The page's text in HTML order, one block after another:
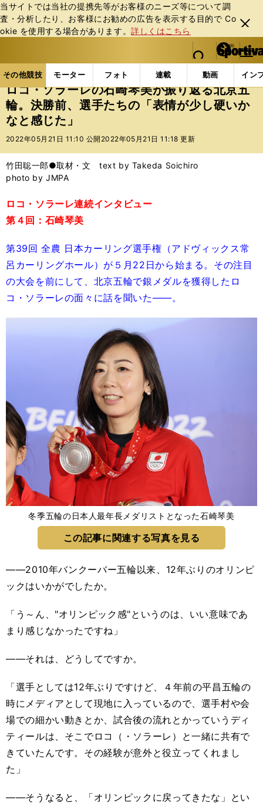
当サイトでは当社の提携先等がお客様のニーズ等について調
査・分析したり、お客様にお勧めの広告を表⽰する⽬的で Co
okie を使⽤する場合があります。詳しくはこちら
閉じ
る
web Sportiva (webスポルティーバ)
検索
マイペ
ー
ジ
メニュ
その他競技 モーター フォト 連載 動画 イン
ス
ポ
ル
テ
ー
バ
その他競技の記事一覧 その他競技 冬季競技 ロ
ロコ・ソラーレの石崎琴美が振り返る北京五
輪。決勝前、選手たちの「表情が少し硬いか
なと感じた」
2022年05月21日 11:10 公開 2022年05月21日 11:18 更新
竹田聡一郎●取材・文 text by Takeda Soichiro
photo by JMPA
ロコ・ソラーレ連続インタビュー
第４回：石崎琴美
第39回 全農 日本カーリング選手権（アドヴィックス常
呂カーリングホール）が５月22日から始まる。その注目
の大会を前にして、北京五輪で銀メダルを獲得したロ
コ・ソラーレの面々に話を聞いた――。
冬季五輪の日本人最年長メダリストとなった石崎琴美
この記事に関連する写真を見る
――2010年バンクーバー五輪以来、12年ぶりのオリンピ
ックはいかがでしたか。
「う～ん、"オリンピック感"というのは、いい意味であ
まり感じなかったですね」
――それは、どうしてですか。
「選手としては12年ぶりですけど、４年前の平昌五輪の
時にメディアとして現地に入っているので、選手村や会
場での細かい動きとか、試合後の流れとかっていうディ
ティールは、そこでロコ（・ソラーレ）と一緒に共有で
きていたんです。その経験が意外と役立ってくれまし
た」
――そうなると、「オリンピックに戻ってきたな」とい